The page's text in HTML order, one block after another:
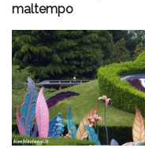
maltempo